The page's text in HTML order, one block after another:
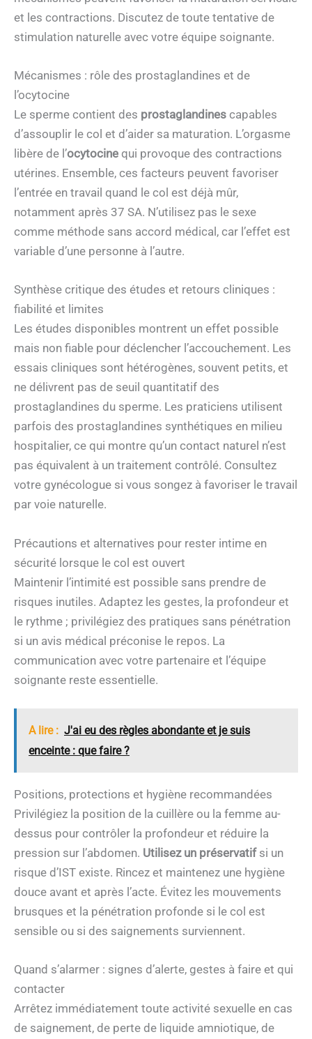
et les contractions. Discutez de toute tentative de
stimulation naturelle avec votre équipe soignante.
Mécanismes : rôle des prostaglandines et de
l’ocytocine
Le sperme contient des prostaglandines capables
d’assouplir le col et d’aider sa maturation. L’orgasme
libère de l’ocytocine qui provoque des contractions
utérines. Ensemble, ces facteurs peuvent favoriser
l’entrée en travail quand le col est déjà mûr,
notamment après 37 SA. N’utilisez pas le sexe
comme méthode sans accord médical, car l’effet est
variable d’une personne à l’autre.
Synthèse critique des études et retours cliniques :
fiabilité et limites
Les études disponibles montrent un effet possible
mais non fiable pour déclencher l’accouchement. Les
essais cliniques sont hétérogènes, souvent petits, et
ne délivrent pas de seuil quantitatif des
prostaglandines du sperme. Les praticiens utilisent
parfois des prostaglandines synthétiques en milieu
hospitalier, ce qui montre qu’un contact naturel n’est
pas équivalent à un traitement contrôlé. Consultez
votre gynécologue si vous songez à favoriser le travail
par voie naturelle.
Précautions et alternatives pour rester intime en
sécurité lorsque le col est ouvert
Maintenir l’intimité est possible sans prendre de
risques inutiles. Adaptez les gestes, la profondeur et
le rythme ; privilégiez des pratiques sans pénétration
si un avis médical préconise le repos. La
communication avec votre partenaire et l’équipe
soignante reste essentielle.
A lire : J'ai eu des règles abondante et je suis
enceinte : que faire ?
Positions, protections et hygiène recommandées
Privilégiez la position de la cuillère ou la femme au-
dessus pour contrôler la profondeur et réduire la
pression sur l’abdomen. Utilisez un préservatifsi un
risque d’IST existe. Rincez et maintenez une hygiène
douce avant et après l’acte. Évitez les mouvements
brusques et la pénétration profonde si le col est
sensible ou si des saignements surviennent.
Quand s’alarmer : signes d’alerte, gestes à faire et qui
contacter
Arrêtez immédiatement toute activité sexuelle en cas
de saignement, de perte de liquide amniotique, de